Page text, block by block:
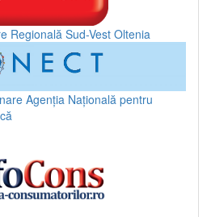
Regională Sud-Vest Oltenia
Agenția Națională pentru